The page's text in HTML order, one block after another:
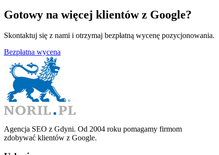
Gotowy na więcej klientów z Google?
Skontaktuj się z nami i otrzymaj bezpłatną wycenę pozycjonowania.
Bezpłatna wycena
Agencja SEO z Gdyni. Od 2004 roku pomagamy firmom
zdobywać klientów z Google.